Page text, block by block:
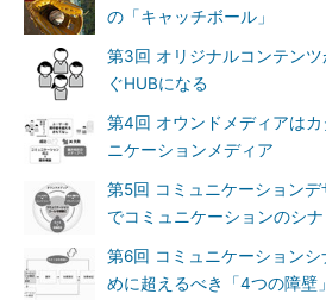
の「キャッチボール」
第3回 オリジナルコンテン
ぐHUBになる
第4回 オウンドメディアは
ニケーションメディア
第5回 コミュニケーション
でコミュニケーションのシ
第6回 コミュニケーション
めに超えるべき「4つの障壁」